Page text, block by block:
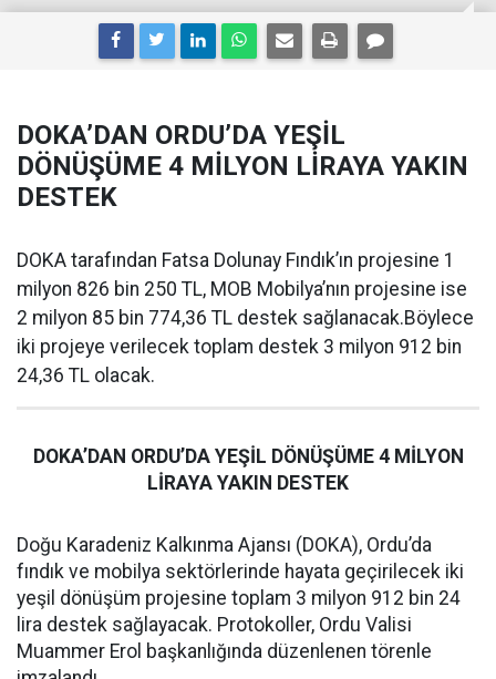
DOKA’DAN ORDU’DA YEŞİL
DÖNÜŞÜME 4 MİLYON LİRAYA YAKIN
DESTEK
DOKA tarafından Fatsa Dolunay Fındık’ın projesine 1
milyon 826 bin 250 TL, MOB Mobilya’nın projesine ise
2 milyon 85 bin 774,36 TL destek sağlanacak.Böylece
iki projeye verilecek toplam destek 3 milyon 912 bin
24,36 TL olacak.
DOKA’DAN ORDU’DA YEŞİL DÖNÜŞÜME 4 MİLYON
LİRAYA YAKIN DESTEK
Doğu Karadeniz Kalkınma Ajansı (DOKA), Ordu’da
fındık ve mobilya sektörlerinde hayata geçirilecek iki
yeşil dönüşüm projesine toplam 3 milyon 912 bin 24
lira destek sağlayacak. Protokoller, Ordu Valisi
Muammer Erol başkanlığında düzenlenen törenle